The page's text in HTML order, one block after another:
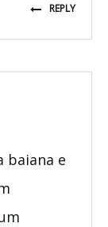
REPLY
baiana e